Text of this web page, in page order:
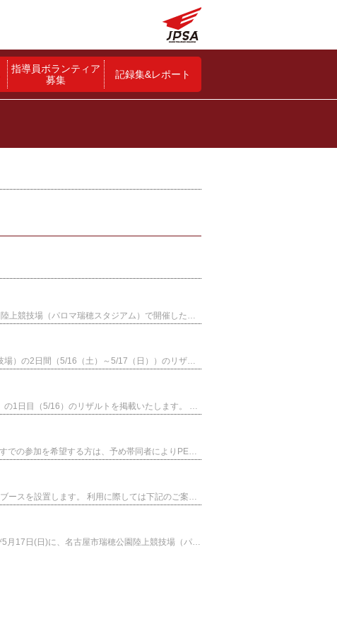
指導員ボランティア
募集
記録集&レポート
World Para Athletics公認 2026ジャパンパラ陸上競技大会を5月16日と17日の2日間、名古屋市瑞穂公園陸上競技場（パロマ瑞穂スタジアム）で開催した。両日とも初夏の強い日差しのもとで競技が行われ、また今回の会場は愛知・名古屋2026アジアパラ競技大会で使用されることもあり、多くの選手が好記録を目指して出場していた。 名古屋市瑞穂公園陸上競技場（パロマ瑞穂スタジアム） 暑く青空が広がる天候のもとで大会は行われた その結果、大会を通して、世界新記録1、アジア新記録4、日本新記録31、大会新記録67と数多くの記録が生まれ、会場に詰め掛けた観客も選手たちのパフォーマンスに拍手を送っていた。 若手の吉田彩乃（T34）は100mでのアジア新記録をはじめ、400mと800mでも日本新記録と今大会では記録ラッシュ。グングンと成長している姿を見せてくれた。 愛知県が地元の大島健吾（T64）も100mと200nの両種目でアジア新記録を打ち立てた。日本の誇る義足スプリンターの力強い走りは見ごたえ十分だった。 暑さの中でも快走を見せたのは唐澤剣也（T11）。大会2日目の5000mは気温が上がったお昼時に行われたが、それでも大会記録を塗り替える走りを披露した。 吉田彩乃 大島健吾 唐澤剣也 加藤茜（T20）は予選から記録を更新するレースもあり、躍動感のある走りで100mと200m、400mの3種目を制した。 そして、昨年行われた東京2025デフリンピックで活躍した選手たちも今大会に出場し、樋口光盛（T00）は800mで日本新記録を樹立するなど存在感を見せていた。 国内最高峰の競技会として開催された今大会では、パラスポーツならではの多様な選手たちが出場し、それぞれのベストを尽くして競技に取り組む姿が強く印象に残った。 加藤茜（写真中央） 樋口光盛
「2026ジャパンパラ陸上競技大会」（2026年5月16日（土）および17日（日）名古屋市瑞穂公園陸上競技場）の2日間（5/16（土）～5/17（日））のリザルト等を掲載いたします。 2026JPAT_記録集(日本語).pdf（2026年5月17日更新） 2026ジャパンパラ_2日目出場者.pdf
「2026ジャパンパラ陸上競技大会」（2026年5月16日（土）～17日（日）名古屋市瑞穂公園陸上競技場）の1日目（5/16）のリザルトを掲載いたします。 ■5月16日（土）1日目1日目_大会リザルト.pdf（2026年5月16日更新） 2026JPAT_1日目出場者数.pdf（2026年5月16日更新）
当大会会場は、補助競技場とメイン競技場間に距離があります。レース終了後の表彰において日常用車いすでの参加を希望する方は、予め帯同者によりPECRに運んでいただきますようお願いします。 詳細は添付地図をご確認ください。 レーサーで競技に参加する選手の皆さまへ_0515.pdf
5月16・17日に開催される「World Para Athletics公認 2026 ジャパンパラ陸上競技大会」にて トレーナーブースを設置します。 利用に際しては下記のご案内をご確認ください。 WPA公認 2026ジャパンパラ陸上競技大会トレーナーブースについて.pdf
公益財団法人日本パラスポーツ協会は、「2026ジャパンパラ陸上競技大会」を 2026年5月16日(土)および5月17日(日)に、名古屋市瑞穂公園陸上競技場（パロマ瑞穂スタジアム）にて開催いたします。 取材案内をご一読いただき、5月11日(月)17:00までに必要事項を記載の上、 お申込みいただきますようお願いいたします。 【2026ジャパンパラ陸上】取材案内.pdf